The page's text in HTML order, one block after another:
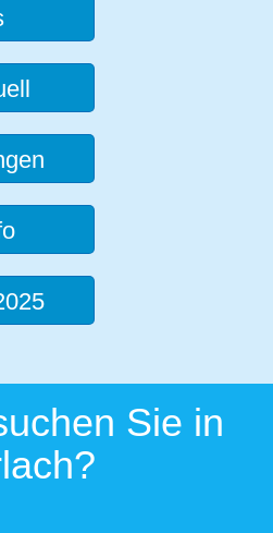
Sie in